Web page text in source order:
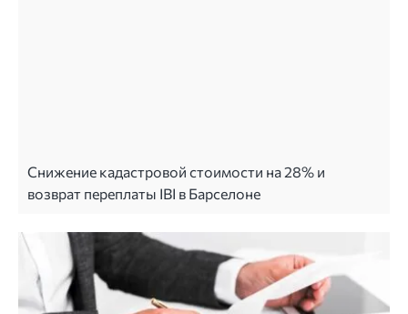
Снижение кадастровой стоимости на 28% и
возврат переплаты IBI в Барселоне